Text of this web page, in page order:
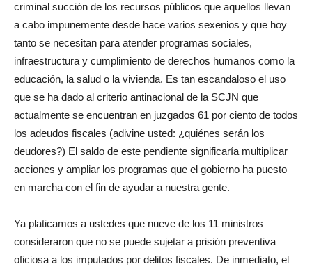
criminal succión de los recursos públicos que aquellos llevan
a cabo impunemente desde hace varios sexenios y que hoy
tanto se necesitan para atender programas sociales,
infraestructura y cumplimiento de derechos humanos como la
educación, la salud o la vivienda. Es tan escandaloso el uso
que se ha dado al criterio antinacional de la SCJN que
actualmente se encuentran en juzgados 61 por ciento de todos
los adeudos fiscales (adivine usted: ¿quiénes serán los
deudores?) El saldo de este pendiente significaría multiplicar
acciones y ampliar los programas que el gobierno ha puesto
en marcha con el fin de ayudar a nuestra gente.
Ya platicamos a ustedes que nueve de los 11 ministros
consideraron que no se puede sujetar a prisión preventiva
oficiosa a los imputados por delitos fiscales. De inmediato, el